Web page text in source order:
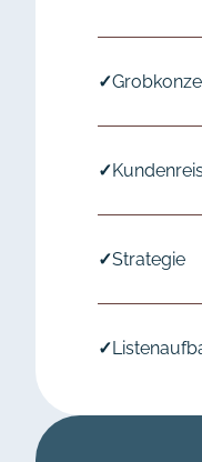
✓
✓
✓Strategie
✓